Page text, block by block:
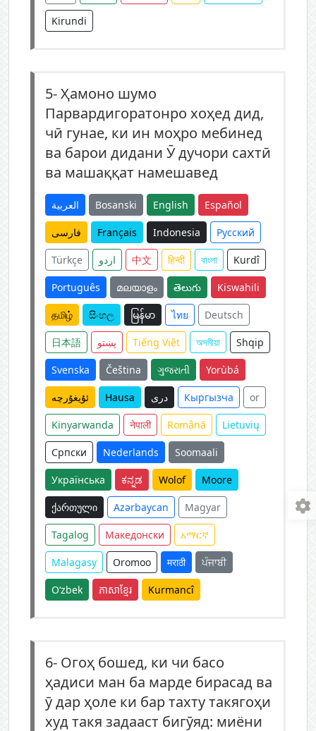
Kirundi
5-Ҳамоно шумо
Парвардигоратонро хоҳед дид,
чӣ гунае, ки ин моҳро мебинед
ва барои дидани Ӯ дучори сахтӣ
ва машаққат намешавед
العربية Bosanski English Español
فارسی Français Indonesia Русский
Türkçe اردو 中文 हिन्दी বাংলা Kurdî
Português മലയാളം తెలుగు Kiswahili
தமிழ் සිංහල မြန်မာ ไทย Deutsch
日本語 پښتو Tiếng Việt অসমীয়া Shqip
Svenska Čeština ગુજરાતી Yorùbá
ئۇيغۇرچە Hausa دری Кыргызча or
Kinyarwanda नेपाली Română Lietuvių
Српски Nederlands Soomaali
Українська ಕನ್ನಡ Wolof Moore
ქართული Azərbaycan Magyar
Tagalog Македонски አማርኛ
Malagasy Oromoo मराठी ਪੰਜਾਬੀ
O‘zbek ភាសាខ្មែរ Kurmancî
6- Огоҳ бошед, ки чи басо
ҳадиси ман ба марде бирасад ва
ӯ дар ҳоле ки бар тахту такягоҳи
худ такя задааст бигӯяд: миёни